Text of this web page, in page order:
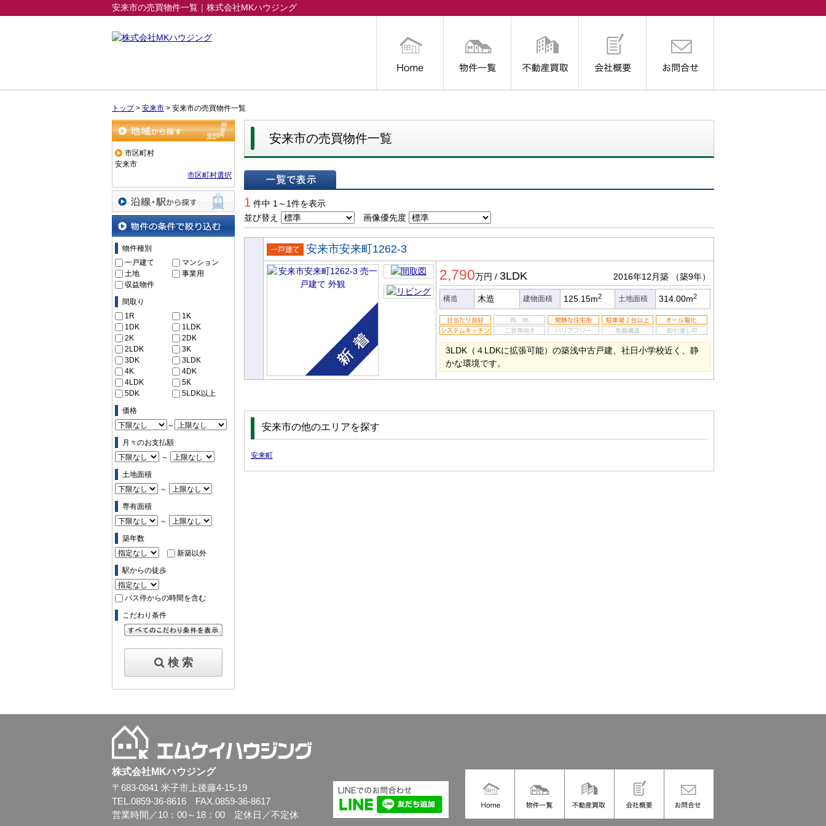
安来市の売買物件一覧｜株式会社MKハウジング
トップ> 安来市 > 安来市の売買物件一覧
地域から探す
市区町村
安来市
市区町村選択
沿線・駅から探す
物件の条件で絞り込む
物件種別
一戸建て
マンション
土地
事業用
収益物件
間取り
1R
1K
1DK
1LDK
2K
2DK
2LDK
3K
3DK
3LDK
4K
4DK
4LDK
5K
5DK
5LDK以上
価格
～
月々のお支払額
～
土地面積
～
専有面積
～
築年数
新築以外
駅からの徒歩
バス停からの時間を含む
こだわり条件
検 索
安来市の売買物件一覧
1 件中 1～1件を表示
並び替え
画像優先度
売一戸建
て
安来市安来町1262-3
2,790万円 / 3LDK 2016年12月築 （築9年）
構造 木造 建物面積 125.15m2 土地面積 314.00m2
3LDK（４LDKに拡張可能）の築浅中古戸建、社日小学校近く、静
かな環境です。
安来市の他のエリアを探す
安来町
株式会社MKハウジング
〒683-0841 米子市上後藤4-15-19
TEL.0859-36-8616 FAX.0859-36-8617
営業時間／10：00～18：00 定休日／不定休